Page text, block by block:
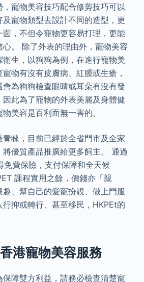
寵物美容技巧配合修剪技巧可以
寵物類型去設計不同的造型，更
，不但令寵物更容易打理，更能
。 除了外表的理由外，寵物美容
生，以狗狗為例，在進行寵物美
物有沒有皮膚病、紅腫或生瘡，
為狗狗檢查眼睛或耳朵有沒有發
此為了寵物的外表美麗及身體健
美容是百利而無一害的。
青睞，目前已經於全省門市及全家
優質產品推廣給更多飼主。 通過
費保險，支付保障和全天候
課程實用之餘，價錢亦「親
、幫自己的愛寵扮靚、做上門服
抑或轉行、甚至移民，HKPEt的
港寵物美容服務
障雙方利益，請務必檢查清楚寵